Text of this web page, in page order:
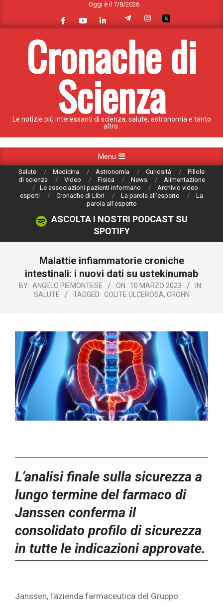
content
Oggi è il 7/8/2026
Cronache di
Scienza
Le notizie più interessanti di scienza, salute, astronomia e tanto
altro.
Navigation
Menu
Salute Medicina Astronomia Curiosità
Pillole
di scienza
Video Fisica News
Alimentazione
Le associazioni pazienti informano
Archivio video
esperti
Cronache di Libri La parola all’esperto
La
parola all’esperto
ASCOLTA I NOSTRI PODCAST SU
SPOTIFY
Malattie infiammatorie croniche
intestinali: i nuovi dati su ustekinumab
BY: ANGELO PIEMONTESE ON: 10 MARZO 2023
IN:
SALUTE
TAGGED: COLITE ULCEROSA, CROHN
L’analisi finale sulla sicurezza a
lungo termine del farmaco di
Janssen conferma il
consolidato profilo di sicurezza
in tutte le indicazioni approvate.
Janssen, l’azienda farmaceutica del Gruppo